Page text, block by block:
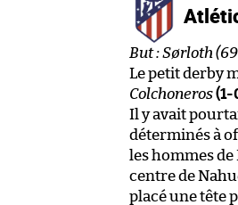
But : Sørloth (69
Le petit derby
Colchoneros(1-
Il y avait
déterminés à
les hommes
centre de
placé une tête